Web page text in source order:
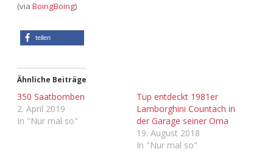
(via BoingBoing)
teilen
Ähnliche Beiträge
350 Saatbomben
2. April 2019
In "Nur mal so"
Tüp entdeckt 1981er
Lamborghini Countach in
der Garage seiner Oma
19. August 2018
In "Nur mal so"